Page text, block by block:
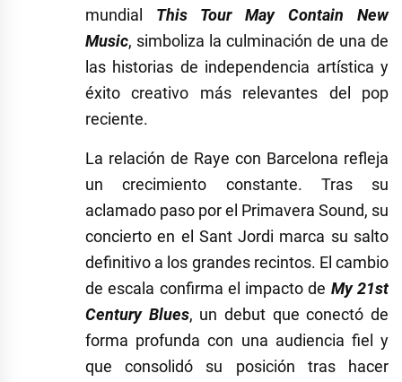
mundial This Tour May Contain New
Music, simboliza la culminación de una de
las historias de independencia artística y
éxito creativo más relevantes del pop
reciente.
La relación de Raye con Barcelona refleja
un crecimiento constante. Tras su
aclamado paso por el Primavera Sound, su
concierto en el Sant Jordi marca su salto
definitivo a los grandes recintos. El cambio
de escala confirma el impacto de My 21st
Century Blues, un debut que conectó de
forma profunda con una audiencia fiel y
que consolidó su posición tras hacer